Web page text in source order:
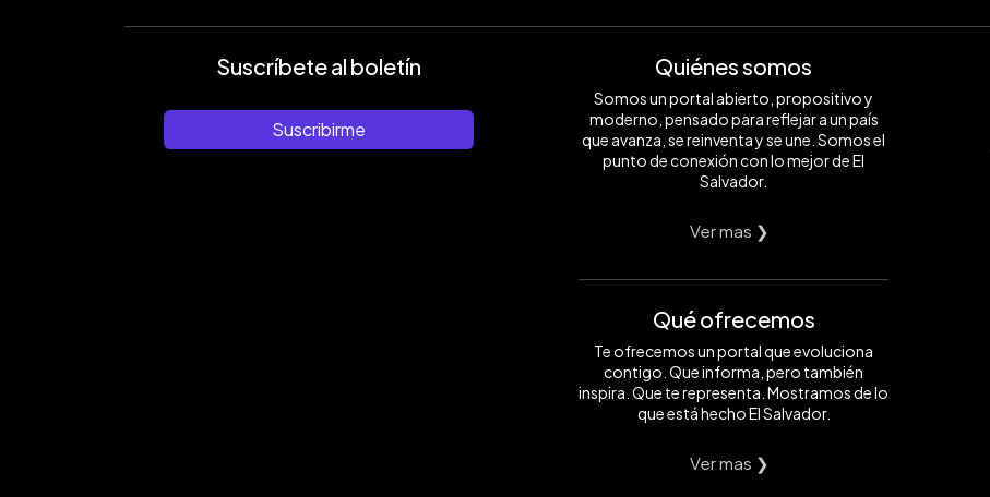
Suscríbete al boletín
Suscribirme
Quiénes somos
Somos un portal abierto, propositivo y
moderno, pensado para reflejar a un país
que avanza, se reinventa y se une. Somos el
punto de conexión con lo mejor de El
Salvador.
Ver mas ❯
Qué ofrecemos
Te ofrecemos un portal que evoluciona
contigo. Que informa, pero también
inspira. Que te representa. Mostramos de lo
que está hecho El Salvador.
Ver mas ❯